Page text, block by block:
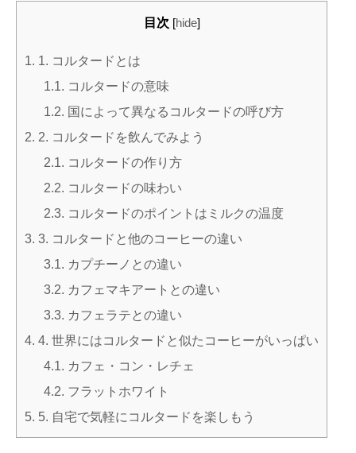
目次 [hide]
1. 1. コルタードとは
1.1. コルタードの意味
1.2. 国によって異なるコルタードの呼び方
2. 2. コルタードを飲んでみよう
2.1. コルタードの作り方
2.2. コルタードの味わい
2.3. コルタードのポイントはミルクの温度
3. 3. コルタードと他のコーヒーの違い
3.1. カプチーノとの違い
3.2. カフェマキアートとの違い
3.3. カフェラテとの違い
4. 4. 世界にはコルタードと似たコーヒーがいっぱい
4.1. カフェ・コン・レチェ
4.2. フラットホワイト
5. 5. 自宅で気軽にコルタードを楽しもう